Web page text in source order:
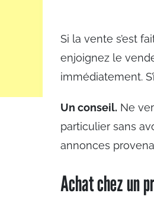
Si la vente s’est
enjoignez le
immédiatement.
Un conseil. Ne
particulier sans
annonces
Achat chez un